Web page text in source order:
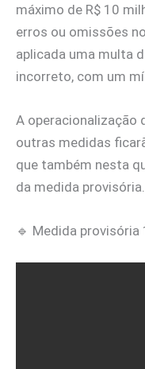
máximo de R$ 10
erros ou omissões
aplicada uma multa
incorreto, com um
A operacionalização
outras medidas
que também nesta
da medida provisória.
🔹 Medida